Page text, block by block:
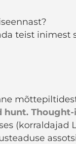
teist inimest
hunt.
(korraldajad